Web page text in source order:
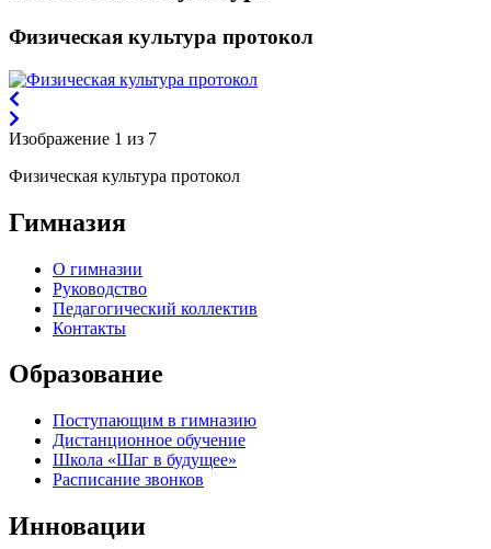
Физическая культура протокол
Изображение 1 из 7
Физическая культура протокол
Гимназия
О гимназии
Руководство
Педагогический коллектив
Контакты
Образование
Поступающим в гимназию
Дистанционное обучение
Школа «Шаг в будущее»
Расписание звонков
Инновации